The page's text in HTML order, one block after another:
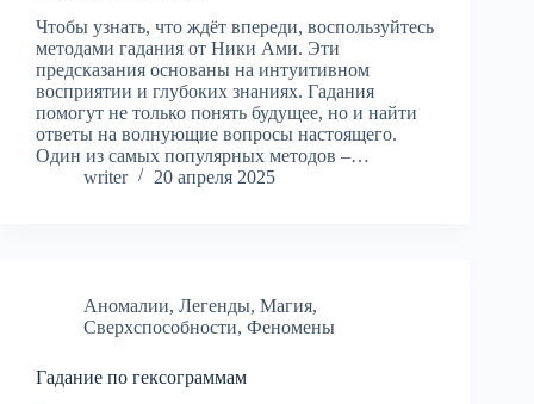
Чтобы узнать, что ждёт впереди, воспользуйтесь
методами гадания от Ники Ами. Эти
предсказания основаны на интуитивном
восприятии и глубоких знаниях. Гадания
помогут не только понять будущее, но и найти
ответы на волнующие вопросы настоящего.
Один из самых популярных методов –…
writer
20 апреля 2025
Аномалии, Легенды, Магия,
Сверхспособности, Феномены
Гадание по гексограммам